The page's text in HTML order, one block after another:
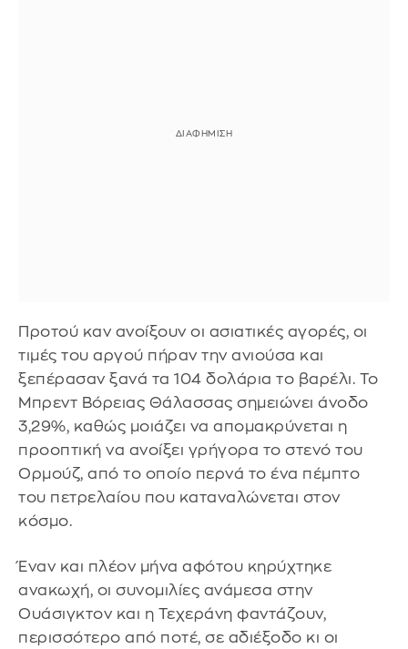
Προτού καν ανοίξουν οι ασιατικές αγορές, οι
τιμές του αργού πήραν την ανιούσα και
ξεπέρασαν ξανά τα 104 δολάρια το βαρέλι. Το
Μπρεντ Βόρειας Θάλασσας σημειώνει άνοδο
3,29%, καθώς μοιάζει να απομακρύνεται η
προοπτική να ανοίξει γρήγορα το στενό του
Ορμούζ, από το οποίο περνά το ένα πέμπτο
του πετρελαίου που καταναλώνεται στον
κόσμο.
Έναν και πλέον μήνα αφότου κηρύχτηκε
ανακωχή, οι συνομιλίες ανάμεσα στην
Ουάσιγκτον και η Τεχεράνη φαντάζουν,
περισσότερο από ποτέ, σε αδιέξοδο κι οι